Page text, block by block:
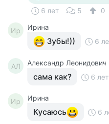
6 лет 5 0
Ир Ирина
Зубы!)) 6
АЛ Александр Леонидович
сама как? 6 лет
Ир Ирина
Кусаюсь 6